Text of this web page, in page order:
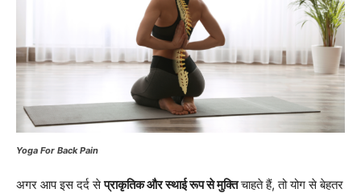
Yoga For Back Pain
अगर आप इस दर्द सेप्राकृतिक और स्थाई रूप से मुक्तिचाहते हैं, तो योग से बेहतर